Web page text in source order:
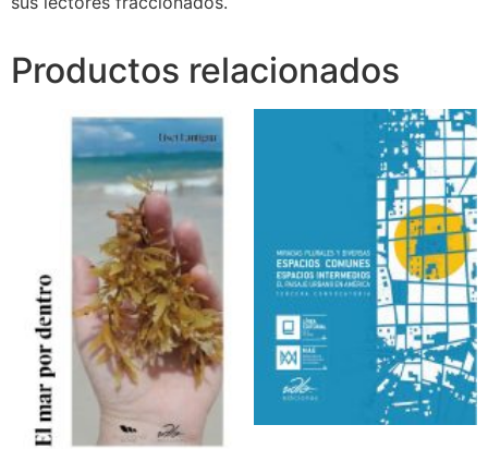
Productos relacionados